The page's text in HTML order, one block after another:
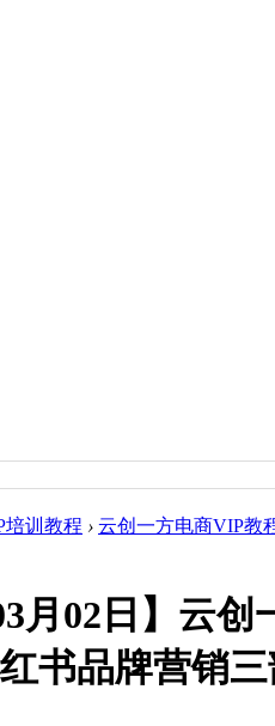
培训教程 › 云创一方电商VIP教
03月02日】云
书品牌营销